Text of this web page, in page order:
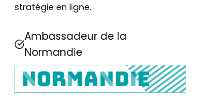
stratégie en ligne.
Ambassadeur de la
Normandie